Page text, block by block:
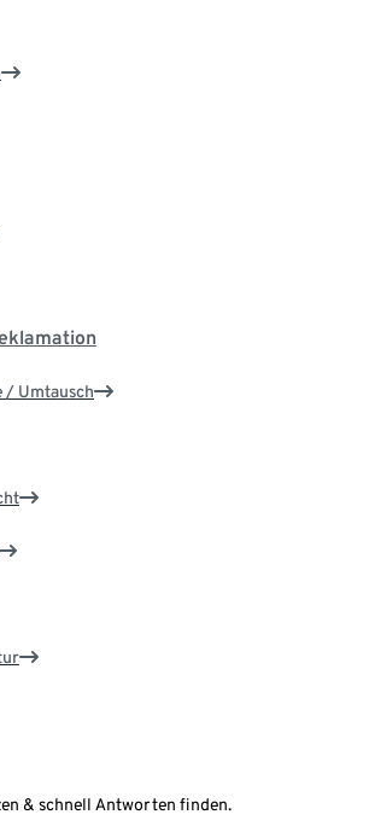
/ Umtausch
& schnell Antworten finden.